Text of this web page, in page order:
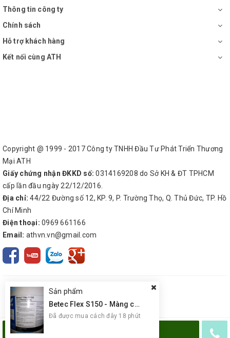
Thông tin công ty
Chính sách
Hỗ trợ khách hàng
Kết nối cùng ATH
Copyright @ 1999 - 2017 Công ty TNHH Đầu Tư Phát Triển Thương
Mại ATH
Giấy chứng nhận ĐKKD số: 0314169208 do Sở KH & ĐT TPHCM
cấp lần đầu ngày 22/12/2016.
Địa chỉ: 44/22 Đường số 12, KP. 9, P. Trường Thọ, Q. Thủ Đức, TP. Hồ
Chí Minh
Điện thoại: 0969 661166
Email: athvn.vn@gmail.com
© Bản quyền thuộc về
Công ty TNHH Đầu Tư Phát Triển Thương Mại ATH
Sản phẩm
Betec Flex S150 - Màng chống thấm gốc xi măng, hai thành phần
Đã được mua cách đây 18 phút